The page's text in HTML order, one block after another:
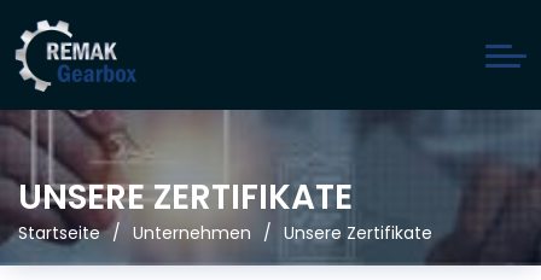
UNSERE ZERTIFIKATE
Startseite Unternehmen Unsere Zertifikate